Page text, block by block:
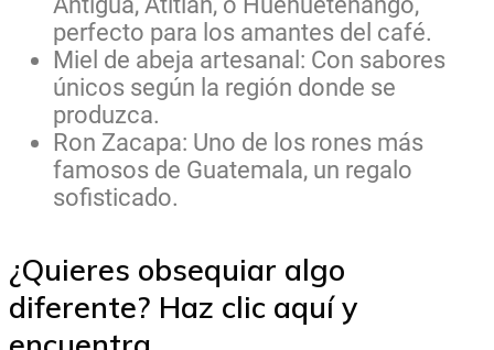
perfecto para los amantes del café.
Miel de abeja artesanal: Con sabores
únicos según la región donde se
produzca.
Ron Zacapa: Uno de los rones más
famosos de Guatemala, un regalo
sofisticado.
¿Quieres obsequiar algo
diferente? Haz clic aquí y